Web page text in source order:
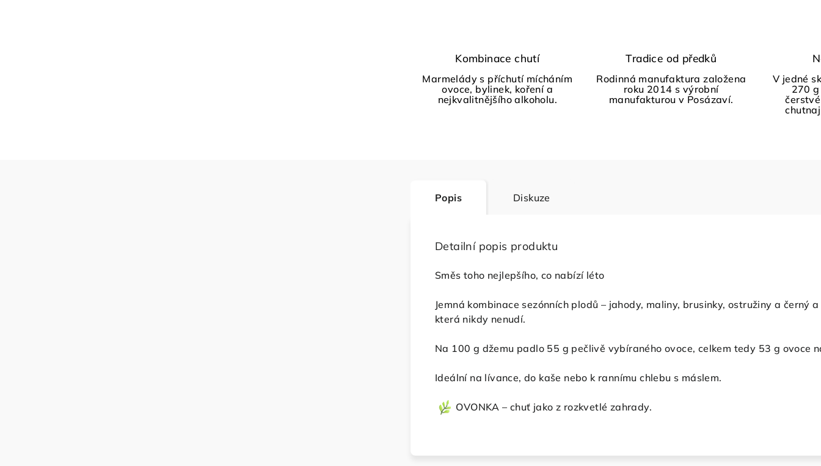
Kombinace chutí
Marmelády s příchutí mícháním
ovoce, bylinek, koření a
nejkvalitnějšího alkoholu.
Tradice od předků
Rodinná manufaktura založena
roku 2014 s výrobní
manufakturou v Posázaví.
V jedné
270
Popis Diskuze
Detailní popis produktu
Směs toho nejlepšího, co nabízí léto
Jemná kombinace sezónních plodů – jahody, maliny, brusinky, ostružiny a černý
která nikdy nenudí.
Na 100 g džemu padlo 55 g pečlivě vybíraného ovoce, celkem tedy 53 g ovoce
Ideální na lívance, do kaše nebo k rannímu chlebu s máslem.
OVONKA – chuť jako z rozkvetlé zahrady.